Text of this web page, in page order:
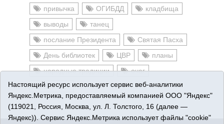
привычка
ОГИБДД
кладбища
выводы
танец
послание Президента
Святая Пасха
День библиотек
ЦВР
планы
народные традиции
очаг
обелиск
Настоящий ресурс использует сервис веб-аналитики
Яндекс.Метрика, предоставляемый компанией ООО "Яндекс"
(119021, Россия, Москва, ул. Л. Толстого, 16 (далее —
Яндекс)). Сервис Яндекс.Метрика использует файлы "cookie"